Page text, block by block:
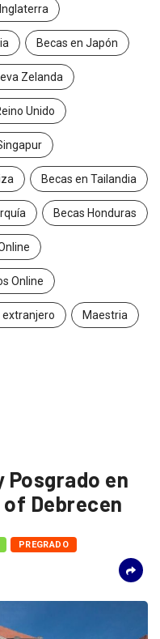
Becas en Japón
Zelanda
Unido
Becas en Tailandia
Becas Honduras
Online
extranjero Maestria
Posgrado en
Debrecen
PREGRADO